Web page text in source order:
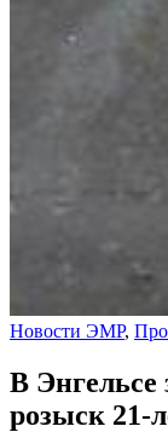
Новости ЭМР,
В Энгельсе
розыск 21-